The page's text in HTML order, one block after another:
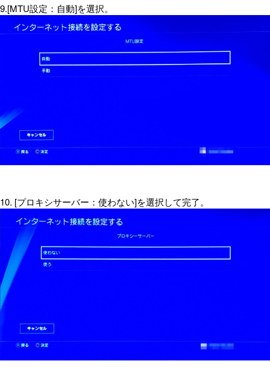
9.[MTU設定：自動]を選択。
10. [プロキシサーバー：使わない]を選択して完了。